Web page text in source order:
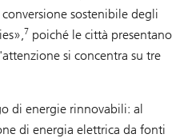
sostenibile degli
7 poiché le città presentano
si concentra su tre
di energie rinnovabili: al
di energia elettrica da fonti